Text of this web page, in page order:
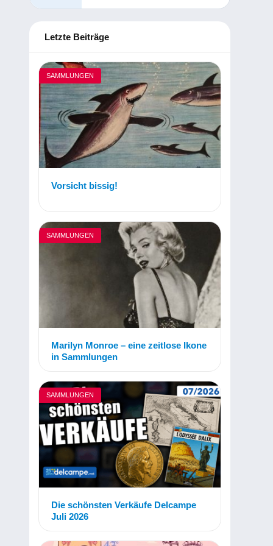
Letzte Beiträge
SAMMLUNGEN
Vorsicht bissig!
SAMMLUNGEN
Marilyn Monroe – eine zeitlose Ikone
in Sammlungen
SAMMLUNGEN
Die schönsten Verkäufe Delcampe
Juli 2026